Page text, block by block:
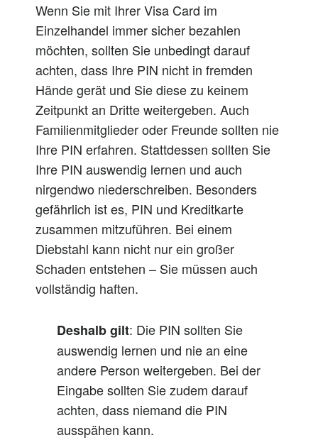
Wenn Sie mit Ihrer Visa Card im
Einzelhandel immer sicher bezahlen
möchten, sollten Sie unbedingt darauf
achten, dass Ihre PIN nicht in fremden
Hände gerät und Sie diese zu keinem
Zeitpunkt an Dritte weitergeben. Auch
Familienmitglieder oder Freunde sollten nie
Ihre PIN erfahren. Stattdessen sollten Sie
Ihre PIN auswendig lernen und auch
nirgendwo niederschreiben. Besonders
gefährlich ist es, PIN und Kreditkarte
zusammen mitzuführen. Bei einem
Diebstahl kann nicht nur ein großer
Schaden entstehen – Sie müssen auch
vollständig haften.
Deshalb gilt: Die PIN sollten Sie
auswendig lernen und nie an eine
andere Person weitergeben. Bei der
Eingabe sollten Sie zudem darauf
achten, dass niemand die PIN
ausspähen kann.